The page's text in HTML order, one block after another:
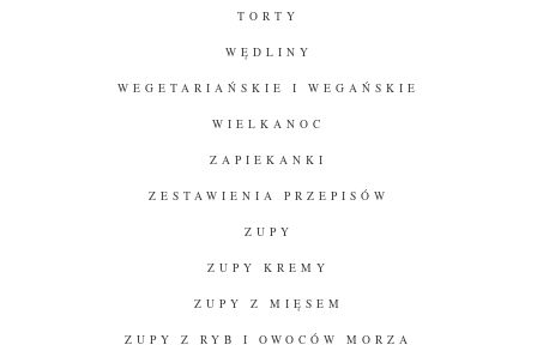
TORTY
WĘDLINY
WEGETARIAŃSKIE I WEGAŃSKIE
WIELKANOC
ZAPIEKANKI
ZESTAWIENIA PRZEPISÓW
ZUPY
ZUPY KREMY
ZUPY Z MIĘSEM
ZUPY Z RYB I OWOCÓW MORZA